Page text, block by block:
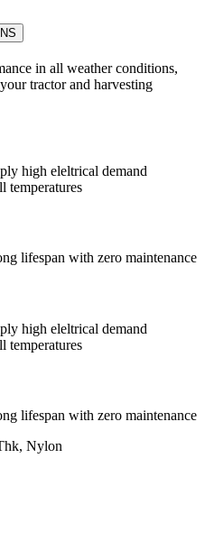
in all weather conditions,
tractor and harvesting
high eleltrical demand
temperatures
lifespan with zero maintenance
high eleltrical demand
temperatures
lifespan with zero maintenance
Nylon